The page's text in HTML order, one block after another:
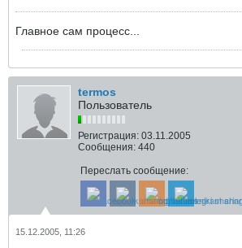
Главное сам процесс...
termos
Пользователь
Регистрация: 03.11.2005
Сообщения: 440
Переслать сообщение:
15.12.2005, 11:26